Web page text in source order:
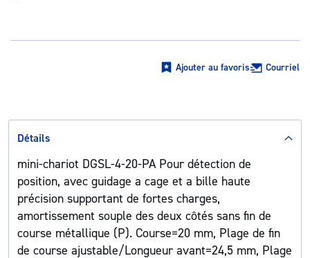
Ajouter au favoris Courriel
Détails
mini-chariot DGSL-4-20-PA Pour détection de
position, avec guidage a cage et a bille haute
précision supportant de fortes charges,
amortissement souple des deux côtés sans fin de
course métallique (P). Course=20 mm, Plage de fin
de course ajustable/Longueur avant=24,5 mm, Plage